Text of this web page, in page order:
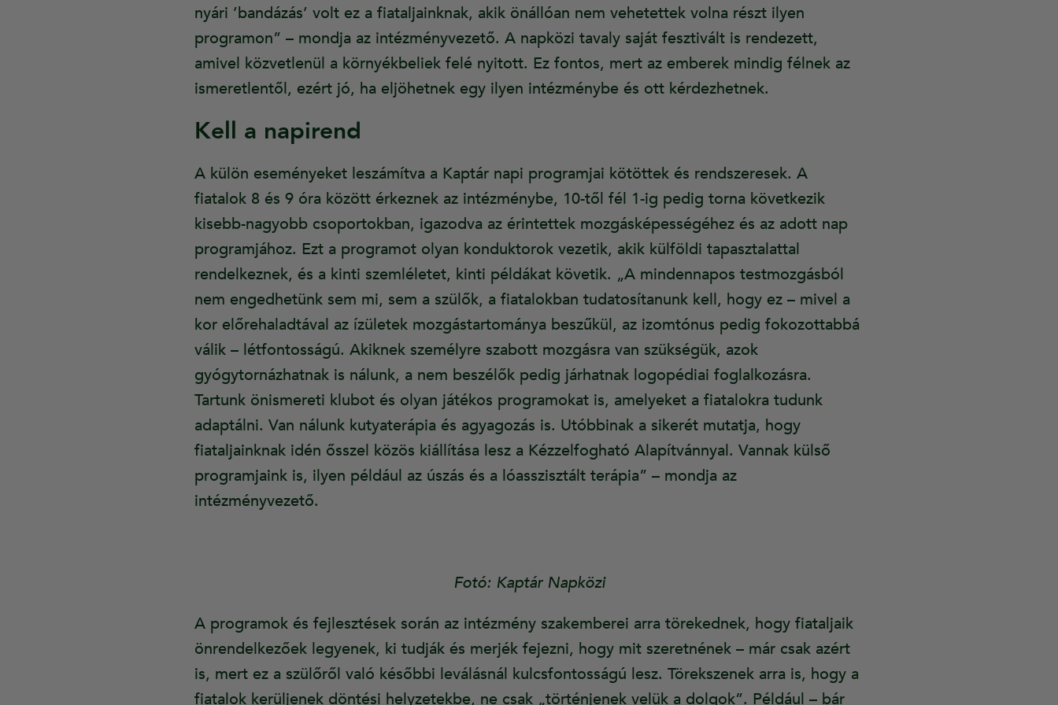
nyári ’bandázás’ volt ez a fiataljainknak, akik önállóan nem vehetettek volna részt ilyen
programon” – mondja az intézményvezető. A napközi tavaly saját fesztivált is rendezett,
amivel közvetlenül a környékbeliek felé nyitott. Ez fontos, mert az emberek mindig félnek az
ismeretlentől, ezért jó, ha eljöhetnek egy ilyen intézménybe és ott kérdezhetnek.
Kell a napirend
A külön eseményeket leszámítva a Kaptár napi programjai kötöttek és rendszeresek. A
fiatalok 8 és 9 óra között érkeznek az intézménybe, 10-től fél 1-ig pedig torna következik
kisebb-nagyobb csoportokban, igazodva az érintettek mozgásképességéhez és az adott nap
programjához. Ezt a programot olyan konduktorok vezetik, akik külföldi tapasztalattal
rendelkeznek, és a kinti szemléletet, kinti példákat követik. „A mindennapos testmozgásból
nem engedhetünk sem mi, sem a szülők, a fiatalokban tudatosítanunk kell, hogy ez – mivel a
kor előrehaladtával az ízületek mozgástartománya beszűkül, az izomtónus pedig fokozottabbá
válik – létfontosságú. Akiknek személyre szabott mozgásra van szükségük, azok
gyógytornázhatnak is nálunk, a nem beszélők pedig járhatnak logopédiai foglalkozásra.
Tartunk önismereti klubot és olyan játékos programokat is, amelyeket a fiatalokra tudunk
adaptálni. Van nálunk kutyaterápia és agyagozás is. Utóbbinak a sikerét mutatja, hogy
fiataljainknak idén ősszel közös kiállítása lesz a Kézzelfogható Alapítvánnyal. Vannak külső
programjaink is, ilyen például az úszás és a lóasszisztált terápia” – mondja az
intézményvezető.
Fotó: Kaptár Napközi
A programok és fejlesztések során az intézmény szakemberei arra törekednek, hogy fiataljaik
önrendelkezőek legyenek, ki tudják és merjék fejezni, hogy mit szeretnének – már csak azért
is, mert ez a szülőről való későbbi leválásnál kulcsfontosságú lesz. Törekszenek arra is, hogy a
fiatalok kerüljenek döntési helyzetekbe, ne csak „történjenek velük a dolgok”. Például – bár